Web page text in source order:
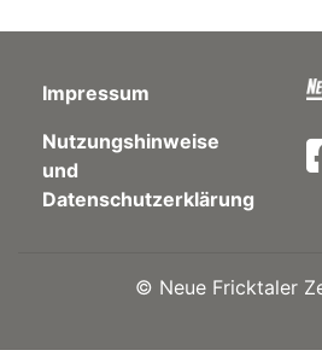
Paper
App
Impressum
Nutzungshinweise
und
Datenschutzerklärung
© Neue Fricktaler